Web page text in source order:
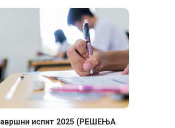
испит 2025 (РЕШЕЊА